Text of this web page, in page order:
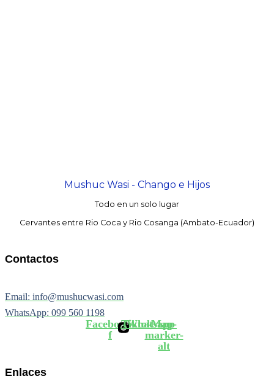
Mushuc Wasi - Chango e Hijos
Todo en un solo lugar
Cervantes entre Rio Coca y Rio Cosanga (Ambato-Ecuador)
Contactos
Email: info@mushucwasi.com
WhatsApp: 099 560 1198
Facebook-
f
Tiktok
Whatsapp
Map-
marker-
alt
Enlaces